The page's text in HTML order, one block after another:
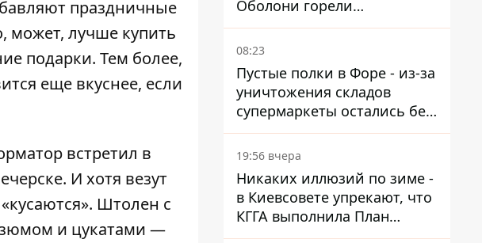
праздничные
может, лучше купить
подарки. Тем более,
еще вкуснее, если
встретил в
И хотя везут
Штолен с
и цукатами —
Оболони горели
резервуары с топливом
08:23
Пустые полки в Форе - из-за
уничтожения складов
супермаркеты остались без
ассортимента
19:56 вчера
Никаких иллюзий по зиме -
в Киевсовете упрекают, что
КГГА выполнила План
устойчивости на 20%